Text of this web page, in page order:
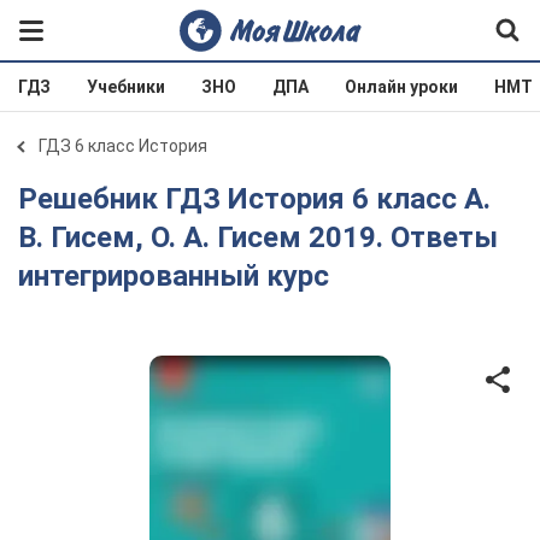
ГДЗ Учебники ЗНО ДПА Онлайн уроки НМТ
ГДЗ 6 класс История
Решебник ГДЗ История 6 класс А.
В. Гисем, О. А. Гисем 2019. Ответы
интегрированный курс